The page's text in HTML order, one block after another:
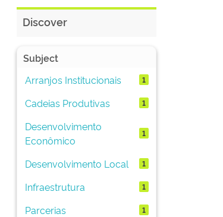
Discover
Subject
Arranjos Institucionais
1
Cadeias Produtivas 1
Desenvolvimento
Econômico
1
Desenvolvimento Local 1
Infraestrutura 1
Parcerias 1